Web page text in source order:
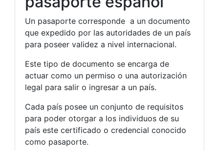
Un pasaporte corresponde a un documento
que expedido por las autoridades de un país
para poseer validez a nivel internacional.
Este tipo de documento se encarga de
actuar como un permiso o una autorización
legal para salir o ingresar a un país.
Cada país posee un conjunto de requisitos
para poder otorgar a los individuos de su
país este certificado o credencial conocido
como pasaporte.